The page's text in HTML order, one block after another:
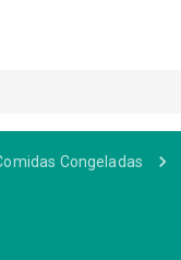
Congeladas